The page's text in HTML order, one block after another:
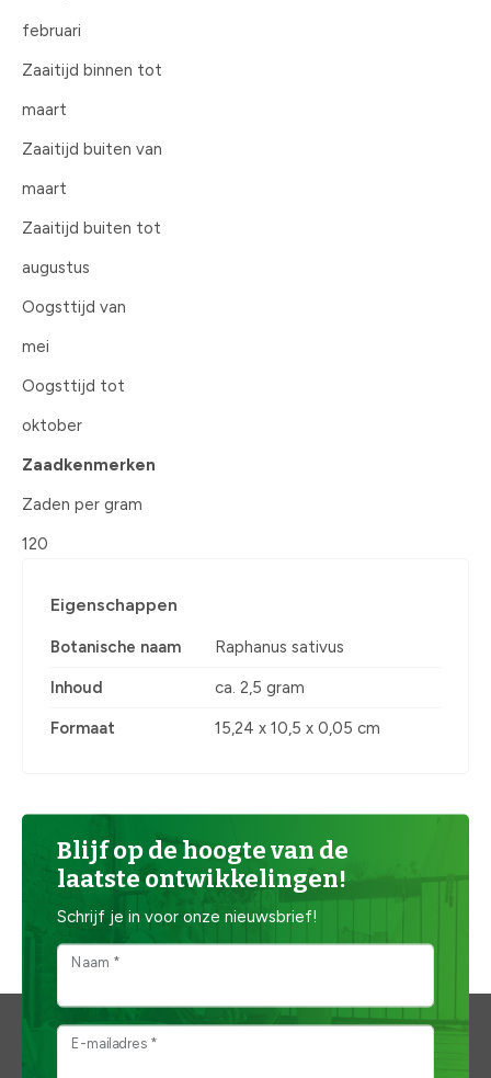
februari
Zaaitijd binnen tot
maart
Zaaitijd buiten van
maart
Zaaitijd buiten tot
augustus
Oogsttijd van
mei
Oogsttijd tot
oktober
Zaadkenmerken
Zaden per gram
120
Eigenschappen
Botanische naam Raphanus sativus
Inhoud ca. 2,5 gram
Formaat 15,24 x 10,5 x 0,05 cm
Blijf op de hoogte van de
laatste ontwikkelingen!
Schrijf je in voor onze nieuwsbrief!
Naam *
E-mailadres *